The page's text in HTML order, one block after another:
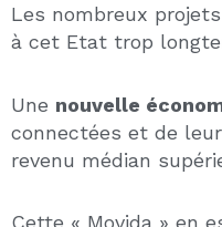
VACANCE LOCATIVE :
CALCULER,
22 juillet 2026